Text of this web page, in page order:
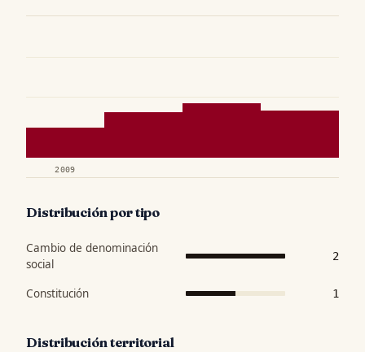
2009
Distribución por tipo
Cambio de denominación
social
2
Constitución 1
Distribución territorial